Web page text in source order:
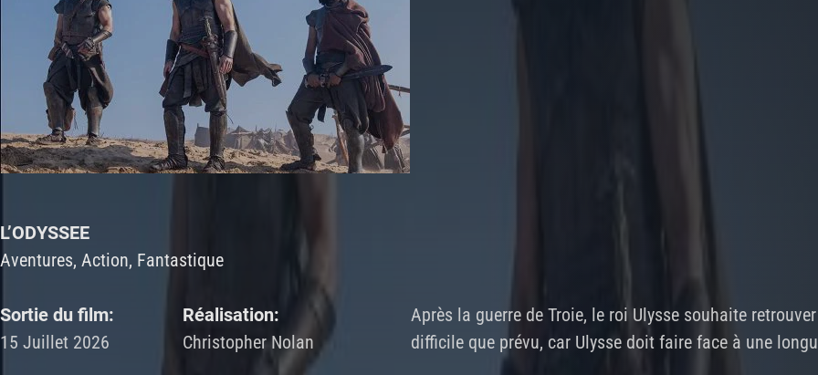
L’ODYSSEE
Aventures, Action, Fantastique
Sortie du film:
15 Juillet 2026
Réalisation:
Christopher Nolan
Après la guerre de Troie, le roi Ulysse souhaite
difficile que prévu, car Ulysse doit faire face à une